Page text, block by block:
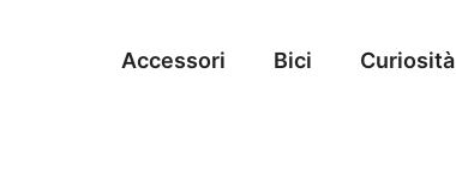
Accessori Bici Curiosità